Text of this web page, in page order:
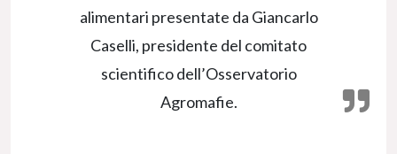
alimentari presentate da Giancarlo
Caselli, presidente del comitato
scientifico dell’Osservatorio
Agromafie.